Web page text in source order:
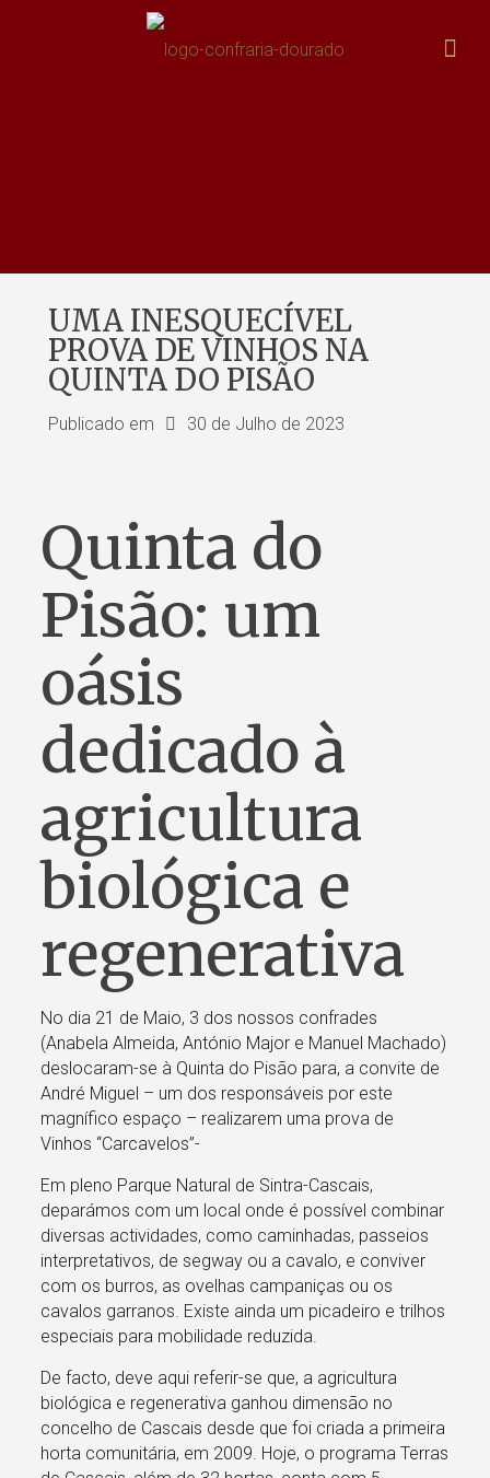
UMA INESQUECÍVEL
PROVA DE VINHOS NA
QUINTA DO PISÃO
Publicado em 30 de Julho de 2023
Quinta do
Pisão: um
oásis
dedicado à
agricultura
biológica e
regenerativa
No dia 21 de Maio, 3 dos nossos confrades
(Anabela Almeida, António Major e Manuel Machado)
deslocaram-se à Quinta do Pisão para, a convite de
André Miguel – um dos responsáveis por este
magnífico espaço – realizarem uma prova de
Vinhos “Carcavelos”-
Em pleno Parque Natural de Sintra-Cascais,
deparámos com um local onde é possível combinar
diversas actividades, como caminhadas, passeios
interpretativos, de segway ou a cavalo, e conviver
com os burros, as ovelhas campaniças ou os
cavalos garranos. Existe ainda um picadeiro e trilhos
especiais para mobilidade reduzida.
De facto, deve aqui referir-se que, a agricultura
biológica e regenerativa ganhou dimensão no
concelho de Cascais desde que foi criada a primeira
horta comunitária, em 2009. Hoje, o programa Terras